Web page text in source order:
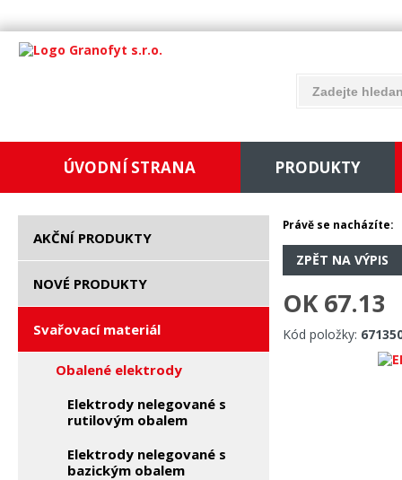
ÚVODNÍ STRANA PRODUKTY
AKČNÍ PRODUKTY
NOVÉ PRODUKTY
Svařovací materiál
Obalené elektrody
Elektrody nelegované s
rutilovým obalem
Elektrody nelegované s
bazickým obalem
Právě se nacházíte:
ZPĚT NA VÝPIS
OK 67.13
Kód položky: